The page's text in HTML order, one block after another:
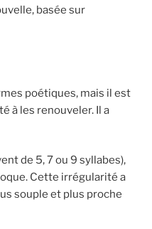
basée sur
poétiques, mais il est
à les renouveler. Il a
de 5, 7 ou 9 syllabes),
Cette irrégularité a
souple et plus proche